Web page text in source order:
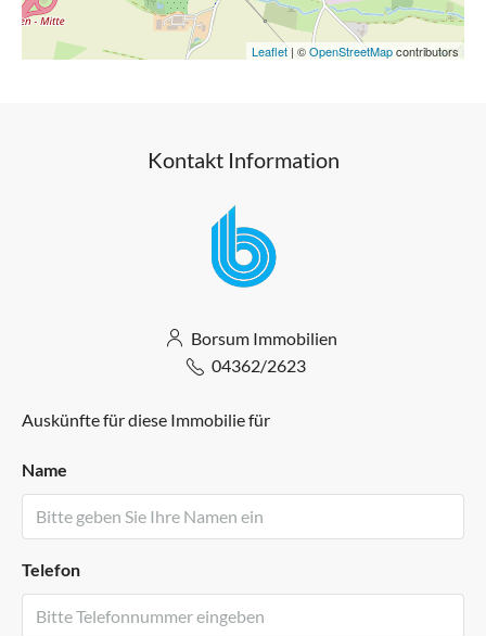
Leaflet | ©OpenStreetMapcontributors
Kontakt Information
Borsum Immobilien
04362/2623
Auskünfte für diese Immobilie für
Name
Telefon